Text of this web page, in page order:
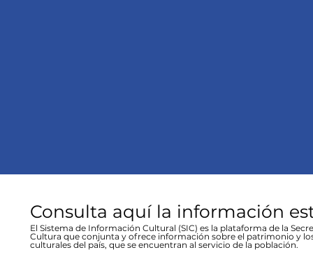
Consulta aquí la información
El Sistema de Información Cultural (SIC) es la plataforma de la
Cultura que conjunta y ofrece información sobre el patrimonio y
culturales del país, que se encuentran al servicio de la población.